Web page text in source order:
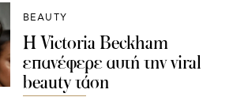
BEAUTY
Η Victoria Beckham
επανέφερε αυτή την viral
beauty τάση